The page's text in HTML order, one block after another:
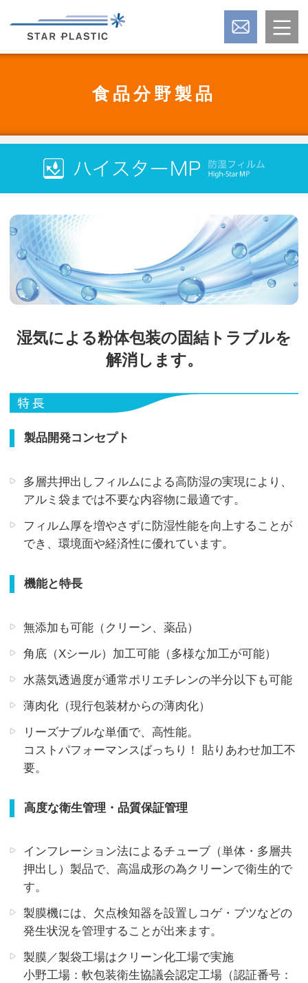
食品分野製品
湿気による粉体包装の固結トラブルを
解消します。
製品開発コンセプト
多層共押出しフィルムによる高防湿の実現により、
アルミ袋までは不要な内容物に最適です。
フィルム厚を増やさずに防湿性能を向上することが
でき、環境面や経済性に優れています。
機能と特長
無添加も可能（クリーン、薬品）
角底（Xシール）加工可能（多様な加工が可能）
水蒸気透過度が通常ポリエチレンの半分以下も可能
薄肉化（現行包装材からの薄肉化）
リーズナブルな単価で、高性能。
コストパフォーマンスばっちり！ 貼りあわせ加工不
要。
高度な衛生管理・品質保証管理
インフレーション法によるチューブ（単体・多層共
押出し）製品で、高温成形の為クリーンで衛生的で
す。
製膜機には、欠点検知器を設置しコゲ・ブツなどの
発生状況を管理することが出来ます。
製膜／製袋工場はクリーン化工場で実施
小野工場：軟包装衛生協議会認定工場（認証番号：